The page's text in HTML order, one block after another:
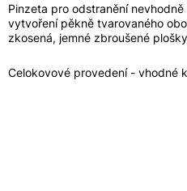
Pinzeta pro odstranění
vytvoření pěkně tvarovaného
zkosená, jemné zbroušené
Celokovové provedení - vhodné